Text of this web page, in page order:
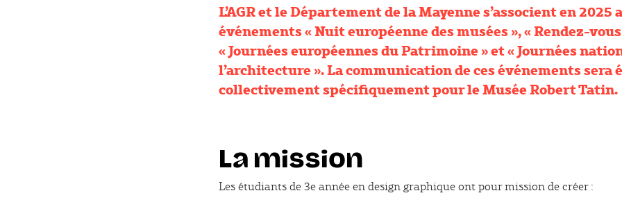
L’AGR et le Département de la Mayenne s’associent en 2025
événements « Nuit européenne des musées », « Rendez-
« Journées européennes du Patrimoine » et « Journées
l’architecture ». La communication de ces événements sera
collectivement spécifiquement pour le Musée Robert Tatin.
La mission
Les étudiants de 3e année en design graphique ont pour mission de créer :